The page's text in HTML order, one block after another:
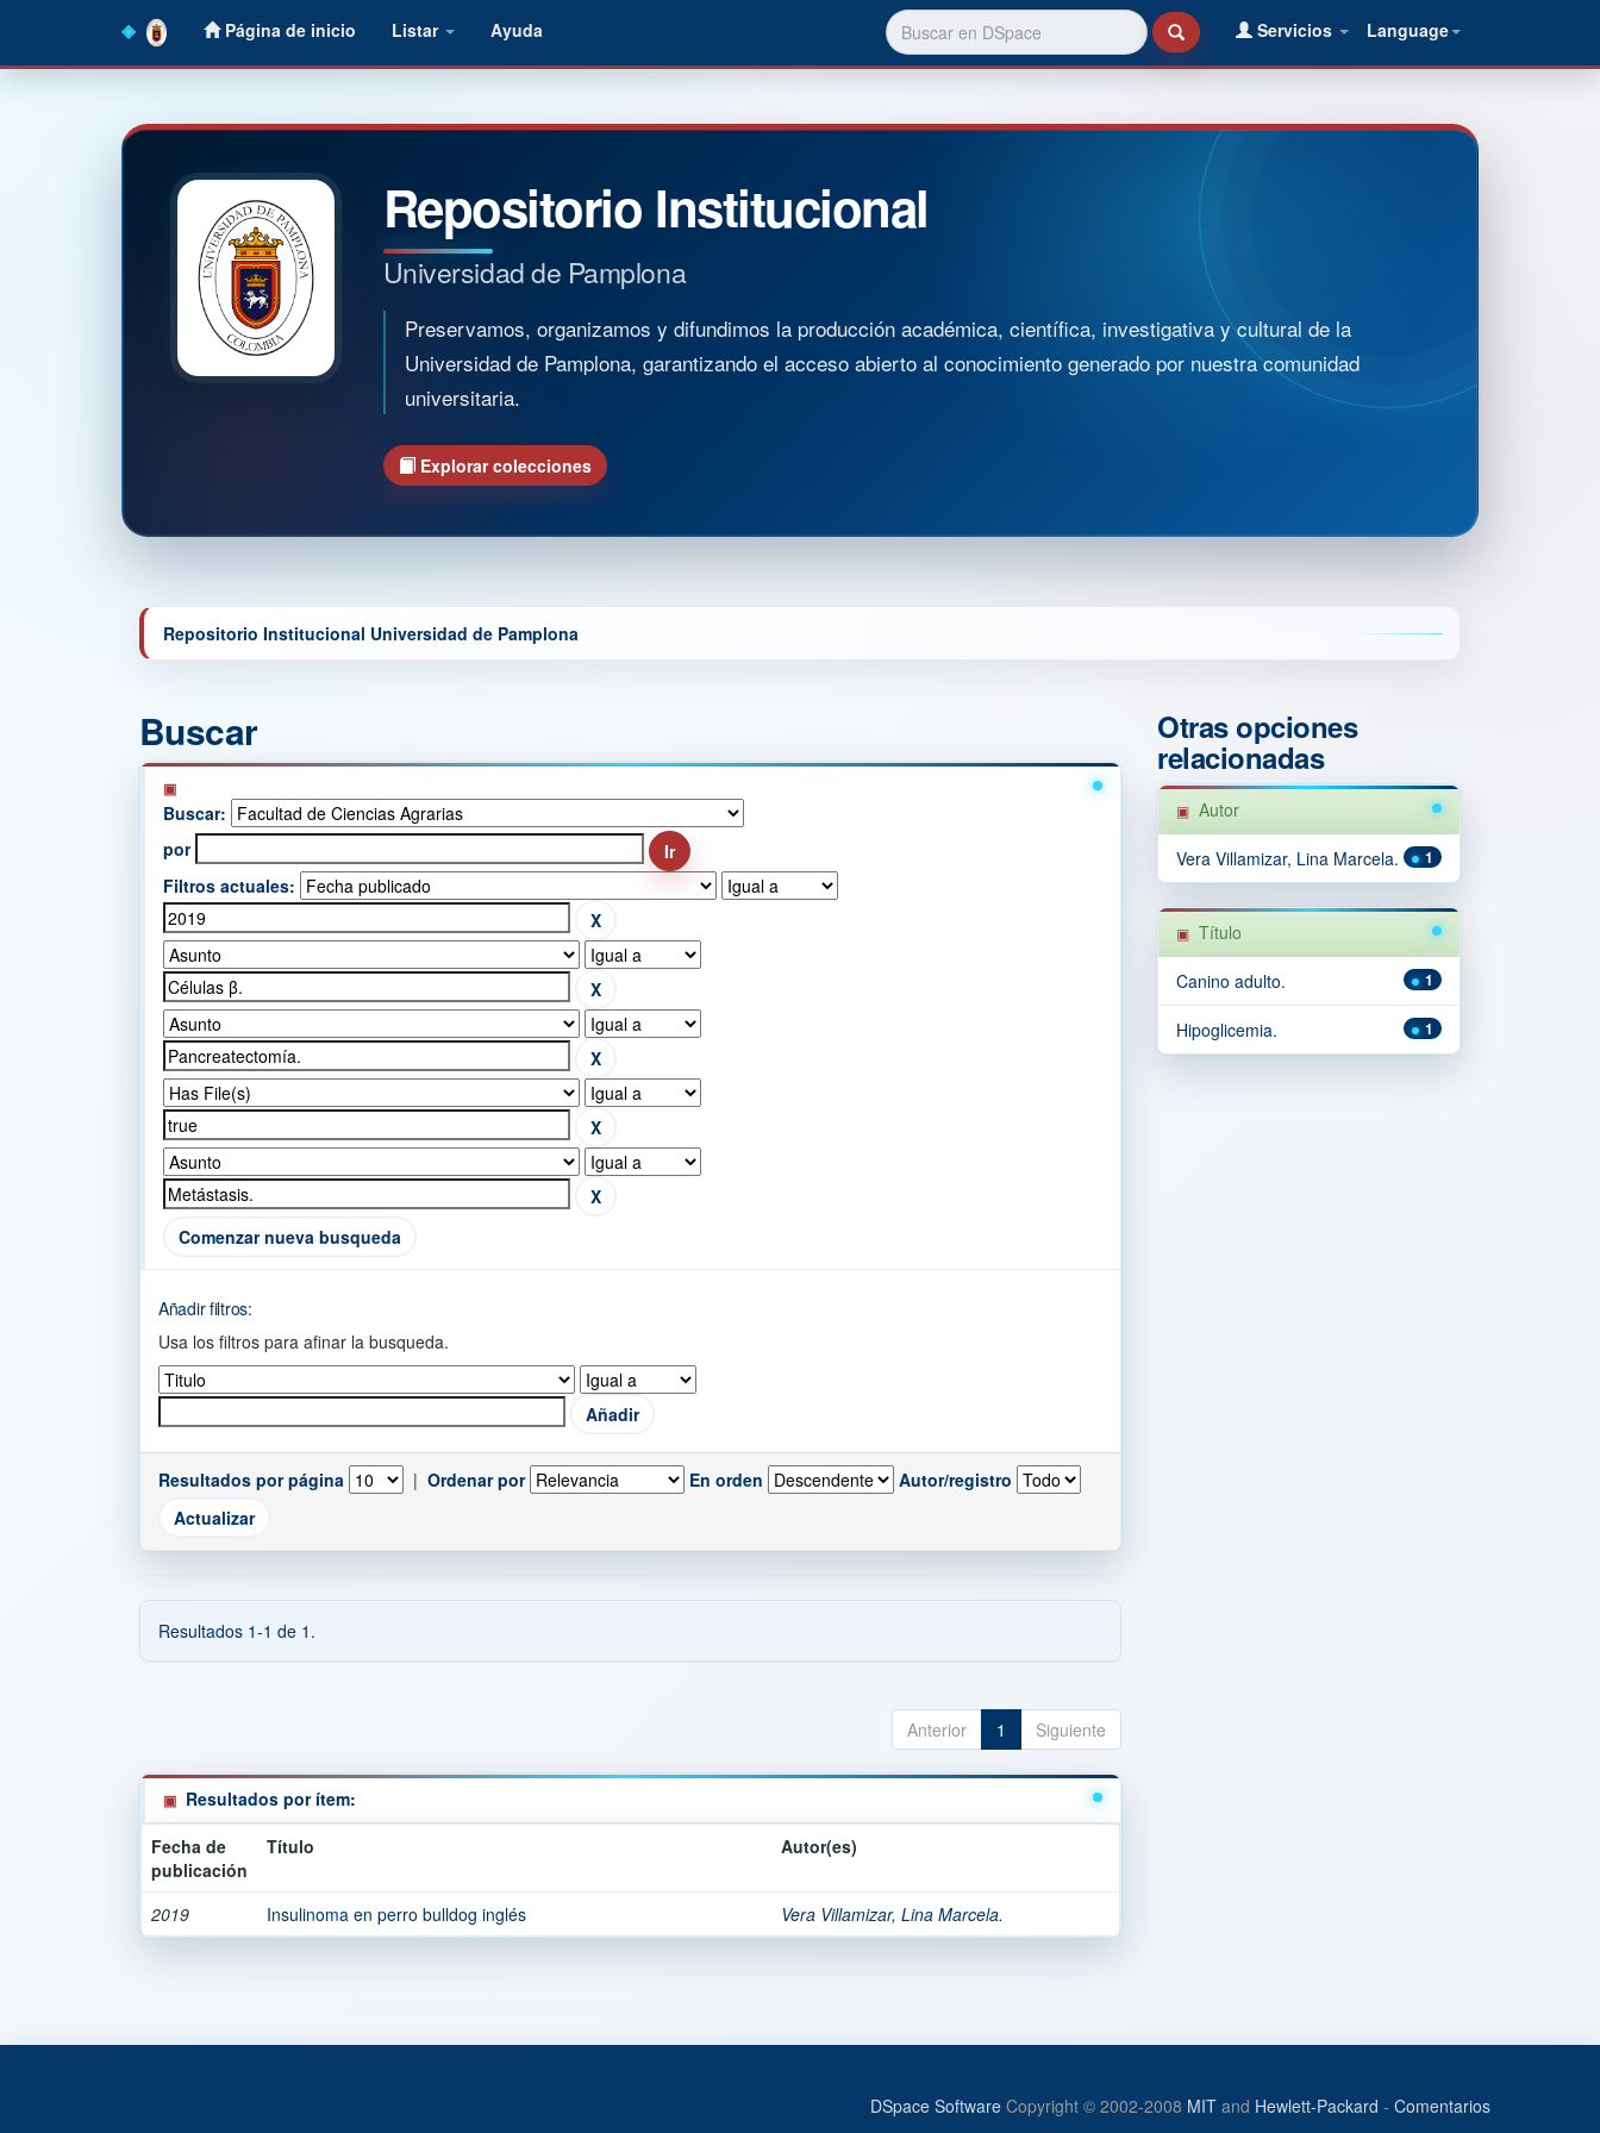
Página de inicio Listar Ayuda Language
Servicios
Repositorio Institucional
Universidad de Pamplona
Preservamos, organizamos y difundimos la producción académica, científica, investigativa y cultural de la
Universidad de Pamplona, garantizando el acceso abierto al conocimiento generado por nuestra comunidad
universitaria.
Explorar colecciones
Repositorio Institucional Universidad de Pamplona
Buscar
Buscar:
por
Filtros actuales:
Comenzar nueva busqueda
Añadir filtros:
Usa los filtros para afinar la busqueda.
Resultados por página | Ordenar por En orden Autor/registro
Resultados 1-1 de 1.
Anterior 1 Siguiente
Resultados por ítem:
Fecha de
publicación
Título Autor(es)
2019 Insulinoma en perro bulldog inglés Vera Villamizar, Lina Marcela.
Otras opciones
relacionadas
Autor
1
Vera Villamizar, Lina Marcela.
Título
1
Canino adulto.
1
Hipoglicemia.
DSpace Software Copyright © 2002-2008 MIT and Hewlett-Packard - Comentarios